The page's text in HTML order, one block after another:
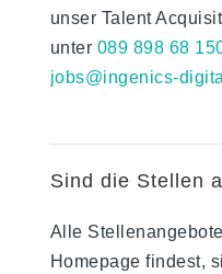
unser Talent
unter 089 898 68
jobs@ingenics-
Sind die Stellen
Alle
Homepage findest,